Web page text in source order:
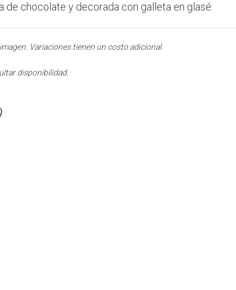
chocolate y decorada con galleta en glasé.
Variaciones tienen un costo adicional.
disponibilidad.